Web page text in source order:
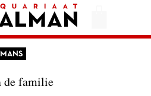
de familie